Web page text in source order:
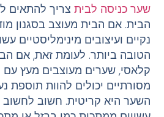
שער כניסה לביתצריך להתאים
הבית. אם הבית מעוצב בסגנון
נקיים ועיצובים מינימליסטיים
הטובה ביותר. לעומת זאת, אם
קלאסי, שערים מעוצבים מעץ עם
מסורתיים יכולים להוות תוספת
השער היא קריטית. חשוב לחשוב